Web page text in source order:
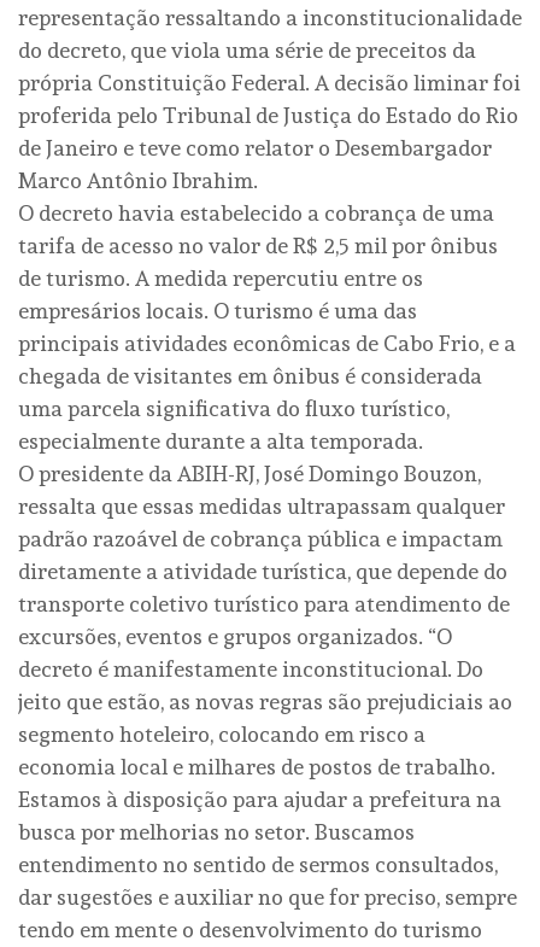
representação ressaltando a inconstitucionalidade
do decreto, que viola uma série de preceitos da
própria Constituição Federal. A decisão liminar foi
proferida pelo Tribunal de Justiça do Estado do Rio
de Janeiro e teve como relator o Desembargador
Marco Antônio Ibrahim.
O decreto havia estabelecido a cobrança de uma
tarifa de acesso no valor de R$ 2,5 mil por ônibus
de turismo. A medida repercutiu entre os
empresários locais. O turismo é uma das
principais atividades econômicas de Cabo Frio, e a
chegada de visitantes em ônibus é considerada
uma parcela significativa do fluxo turístico,
especialmente durante a alta temporada.
O presidente da ABIH-RJ, José Domingo Bouzon,
ressalta que essas medidas ultrapassam qualquer
padrão razoável de cobrança pública e impactam
diretamente a atividade turística, que depende do
transporte coletivo turístico para atendimento de
excursões, eventos e grupos organizados. “O
decreto é manifestamente inconstitucional. Do
jeito que estão, as novas regras são prejudiciais ao
segmento hoteleiro, colocando em risco a
economia local e milhares de postos de trabalho.
Estamos à disposição para ajudar a prefeitura na
busca por melhorias no setor. Buscamos
entendimento no sentido de sermos consultados,
dar sugestões e auxiliar no que for preciso, sempre
tendo em mente o desenvolvimento do turismo